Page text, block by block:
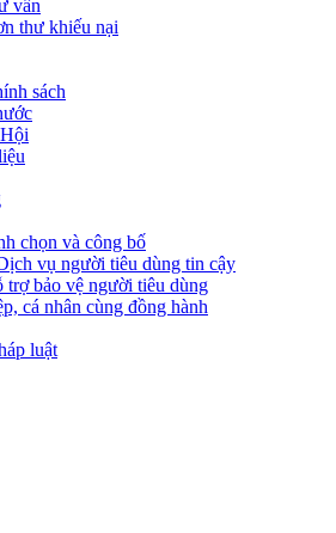
vấn
thư khiếu nại
sách
chọn và công bố
vụ người tiêu dùng tin cậy
trợ bảo vệ người tiêu dùng
cá nhân cùng đồng hành
luật